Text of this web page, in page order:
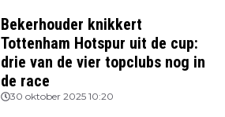
Bekerhouder knikkert
Tottenham Hotspur uit de cup:
drie van de vier topclubs nog in
de race
30 oktober 2025 10:20